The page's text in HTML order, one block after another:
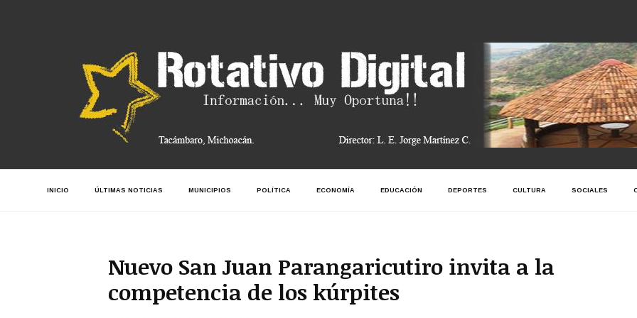
INICIO ÚLTIMAS NOTICIAS MUNICIPIOS POLÍTICA ECONOMÍA EDUCACIÓN DEPORTES CULTURA SOCIALES
Nuevo San Juan Parangaricutiro invita a la
competencia de los kúrpites